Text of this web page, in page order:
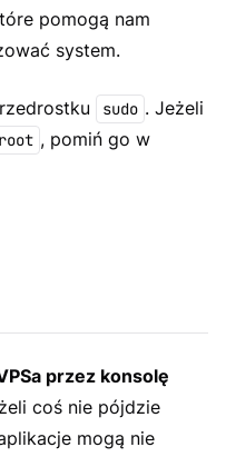
pomogą nam
system.
sudo . Jeżeli
root , pomiń go w
przez konsolę
coś nie pójdzie
mogą nie